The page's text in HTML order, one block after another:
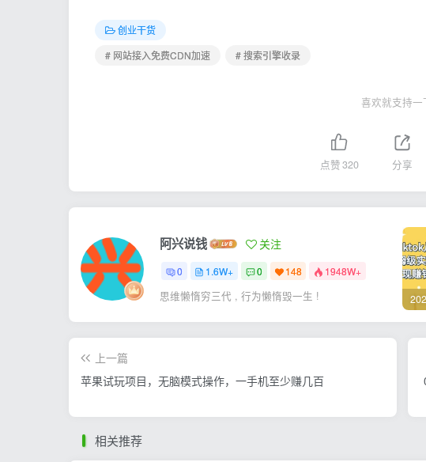
创业干货
# 网站接入免费CDN加速
# 搜索引擎收录
喜欢就支持一
点赞320 分享
阿兴说钱 关注
0 1.6W+ 0 148 1948W+
思维懒惰穷三代 , 行为懒惰毁一生 !
上一篇
苹果试玩项目，无脑模式操作，一手机至少赚几百
相关推荐